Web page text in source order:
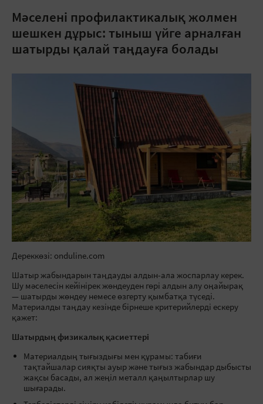
Мәселені профилактикалық жолмен
шешкен дұрыс: тыныш үйге арналған
шатырды қалай таңдауға болады
Дереккөзі: onduline.com
Шатыр жабындарын таңдауды алдын-ала жоспарлау керек.
Шу мәселесін кейінірек жөндеуден гөрі алдын алу оңайырақ
— шатырды жөндеу немесе өзгерту қымбатқа түседі.
Материалды таңдау кезінде бірнеше критерийлерді ескеру
қажет:
Шатырдың физикалық қасиеттері
Материалдың тығыздығы мен құрамы: табиғи
тақтайшалар сияқты ауыр және тығыз жабындар дыбысты
жақсы басады, ал жеңіл металл қаңылтырлар шу
шығарады.